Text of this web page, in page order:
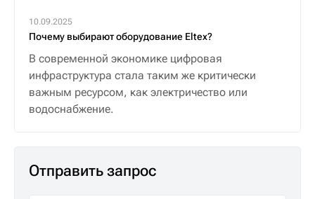
10.09.2025
Почему выбирают оборудование Eltex?
В современной экономике цифровая
инфраструктура стала таким же критически
важным ресурсом, как электричество или
водоснабжение.
Отправить запрос